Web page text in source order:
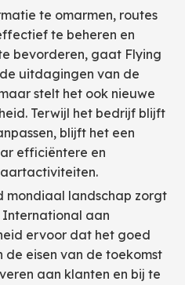
te omarmen, routes
te beheren en
bevorderen, gaat Flying
uitdagingen van de
stelt het ook nieuwe
Terwijl het bedrijf blijft
blijft het een
efficiëntere en
mondiaal landschap zorgt
aan
ervoor dat het goed
de eisen van de toekomst
aan klanten en bij te